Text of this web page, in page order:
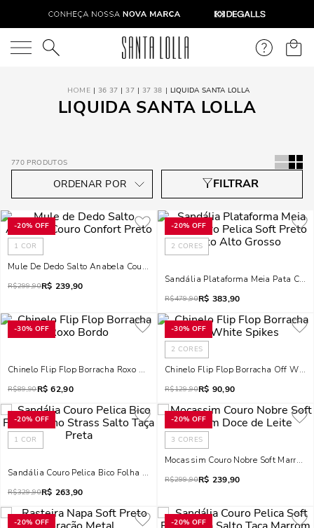
O que você está procurando?
36 37 37 37 38 LIQUIDA SANTA LOLLA
LIQUIDA SANTA LOLLA
770 PRODUTOS
-20% OFF
1 COR
Mule De Dedo Salto Anabela Couro Confort Preto
R$299,90R$ 239,90
-20% OFF
2 CORES
Sandália Plataforma Meia Pata
R$479,90R$ 383,90
-30% OFF
Chinelo Flip Flop Borracha Roxo Bordo
R$89,90R$ 62,90
-30% OFF
2 CORES
Chinelo Flip Flop Borracha Off
R$129,90R$ 90,90
-20% OFF
1 COR
Sandália Couro Pelica Bico Folha Brilho Strass Salto Taça Preta
R$329,90R$ 263,90
-20% OFF
3 CORES
Mocassim Couro Nobre Soft Marrom
R$299,90R$ 239,90
-20% OFF -20% OFF